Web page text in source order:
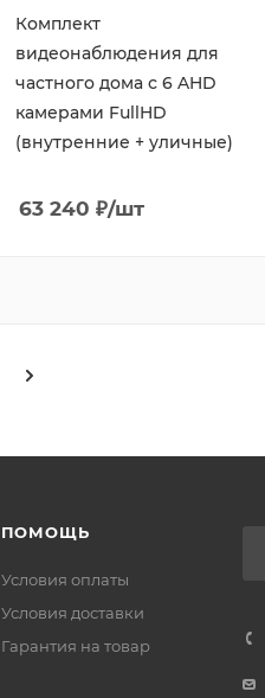
Комплект
видеонаблюдения для
частного дома с 6 AHD
камерами FullHD
(внутренние + уличные)
63 240 ₽/шт
ПОМОЩЬ
Условия оплаты
Условия доставки
Гарантия на товар